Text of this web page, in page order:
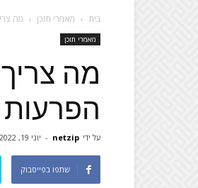
בית מאמרי תוכן מה
מאמרי תוכן
מה
הפרעות
על ידי netzip
- יוני 19, 2022
שתפו בפייסבוק